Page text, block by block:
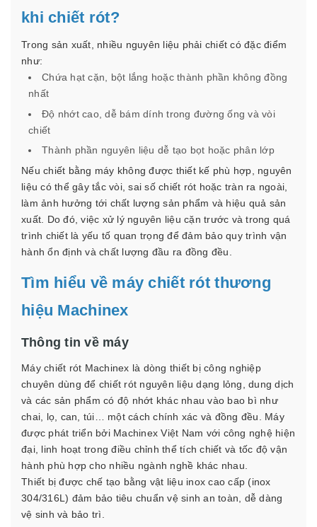
khi chiết rót?
Trong sản xuất, nhiều nguyên liệu phải chiết có đặc điểm
như:
Chứa hạt cặn, bột lắng hoặc thành phần không đồng
nhất
Độ nhớt cao, dễ bám dính trong đường ống và vòi
chiết
Thành phần nguyên liệu dễ tạo bọt hoặc phân lớp
Nếu chiết bằng máy không được thiết kế phù hợp, nguyên
liệu có thể gây tắc vòi, sai số chiết rót hoặc tràn ra ngoài,
làm ảnh hưởng tới chất lượng sản phẩm và hiệu quả sản
xuất. Do đó, việc xử lý nguyên liệu cặn trước và trong quá
trình chiết là yếu tố quan trọng để đảm bảo quy trình vận
hành ổn định và chất lượng đầu ra đồng đều.
Tìm hiểu về máy chiết rót thương
hiệu Machinex
Thông tin về máy
Máy chiết rót Machinex là dòng thiết bị công nghiệp
chuyên dùng để chiết rót nguyên liệu dạng lỏng, dung dịch
và các sản phẩm có độ nhớt khác nhau vào bao bì như
chai, lọ, can, túi… một cách chính xác và đồng đều. Máy
được phát triển bởi Machinex Việt Nam với công nghệ hiện
đại, linh hoạt trong điều chỉnh thể tích chiết và tốc độ vận
hành phù hợp cho nhiều ngành nghề khác nhau.
Thiết bị được chế tạo bằng vật liệu inox cao cấp (inox
304/316L) đảm bảo tiêu chuẩn vệ sinh an toàn, dễ dàng
vệ sinh và bảo trì.